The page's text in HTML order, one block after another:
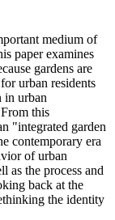
medium of
paper examines
gardens are
urban residents
in urban
this
"integrated garden
contemporary era
of urban
as the process and
back at the
the identity